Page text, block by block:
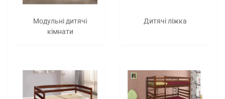
Модульні дитячі
кімнати
Дитячі ліжка